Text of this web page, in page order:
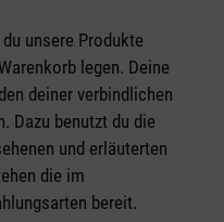
unsere Produkte
legen. Deine
deiner verbindlichen
Dazu benutzt du die
und erläuterten
die im
bereit.